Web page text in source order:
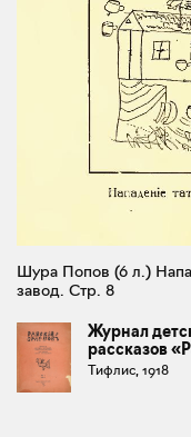
Шура Попов (6 л.)
завод. Стр. 8
Журнал
рассказов
Тифлис, 1918